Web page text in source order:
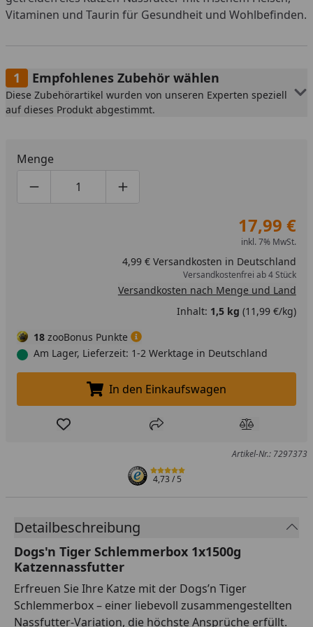
Vitaminen und Taurin für Gesundheit und Wohlbefinden.
Empfohlenes Zubehör wählen
Diese Zubehörartikel wurden von unseren Experten speziell
auf dieses Produkt abgestimmt.
Menge
Produktmenge um eins verringern
Produktmenge manuell eingeben
Produktmenge um eins erhöhen
17,99 €
inkl. 7% MwSt.
4,99 € Versandkosten in Deutschland
Versandkostenfrei ab 4 Stück
Versandkosten nach Menge und Land
Inhalt: 1,5 kg (11,99 €/kg)
18 zooBonus Punkte
Am Lager, Lieferzeit: 1-2 Werktage in Deutschland
In den Einkaufswagen legen
In den Einkaufswagen
Produkt zur Wunschliste hinzufügen
Teilen Produkt
Artikel-Nr.: 7297373
4,73/ 5
Detailbeschreibung
Dogs'n Tiger Schlemmerbox 1x1500g
Katzennassfutter
Erfreuen Sie Ihre Katze mit der Dogs’n Tiger
Schlemmerbox – einer liebevoll zusammengestellten
Nassfutter-Variation, die höchste Ansprüche erfüllt.